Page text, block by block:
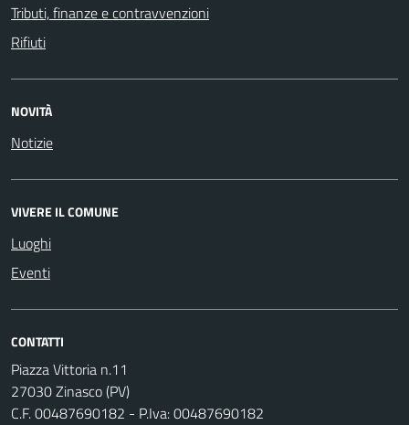
Tributi, finanze e contravvenzioni
Rifiuti
NOVITÀ
Notizie
VIVERE IL COMUNE
Luoghi
Eventi
CONTATTI
Piazza Vittoria n.11
27030 Zinasco (PV)
C.F. 00487690182 - P.Iva: 00487690182